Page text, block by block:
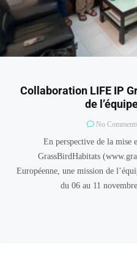
Collaboration LIFE IP
de
No Comments
En perspective de la
GrassBirdHabitats
Européenne, une mission de
du 06 au 11